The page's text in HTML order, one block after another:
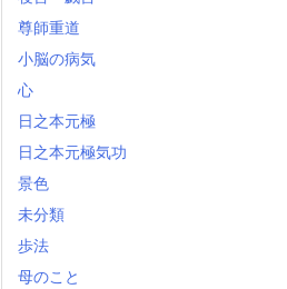
尊師重道
小脳の病気
心
日之本元極
日之本元極気功
景色
未分類
歩法
母のこと